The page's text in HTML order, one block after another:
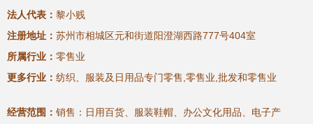
法人代表： 黎小贱
注册地址： 苏州市相城区元和街道阳澄湖西路777号404室
所属行业： 零售业
更多行业： 纺织、服装及日用品专门零售,零售业,批发和零售业
经营范围： 销售：日用百货、服装鞋帽、办公文化用品、电子产